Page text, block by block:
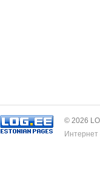
© 2026
Интернет